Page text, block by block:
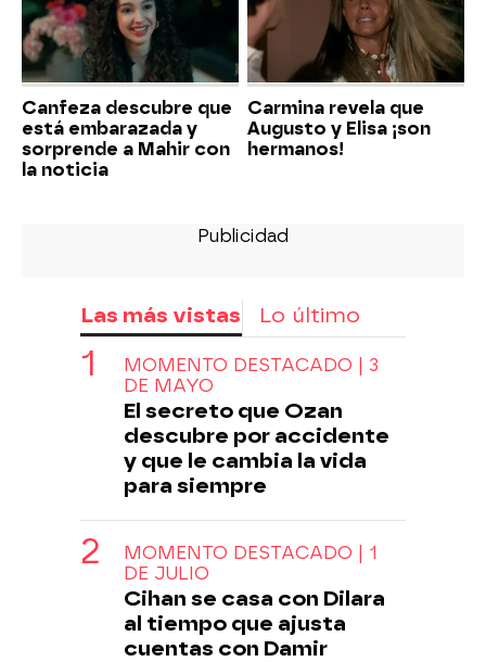
Canfeza descubre que
está embarazada y
sorprende a Mahir con
la noticia
Carmina revela que
Augusto y Elisa ¡son
hermanos!
Las más vistas Lo último
MOMENTO DESTACADO | 3
DE MAYO
El secreto que Ozan
descubre por accidente
y que le cambia la vida
para siempre
MOMENTO DESTACADO | 1
DE JULIO
Cihan se casa con Dilara
al tiempo que ajusta
cuentas con Damir